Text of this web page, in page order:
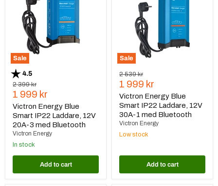
Sale
Laddare,
12V
20A-
Bluetooth
Rating:
4.5
Original
price
2 399 kr
Current
price
1 999 kr
Victron Energy Blue
Smart IP22 Laddare, 12V
20A-3 med Bluetooth
Victron Energy
In stock
Add to cart
Sale
Laddare,
Bluetooth
Original
price
2 539 kr
Current
price
1 999 kr
Victron Energy Blue
Smart IP22 Laddare, 12V
30A-1 med Bluetooth
Victron Energy
Low stock
Add to cart